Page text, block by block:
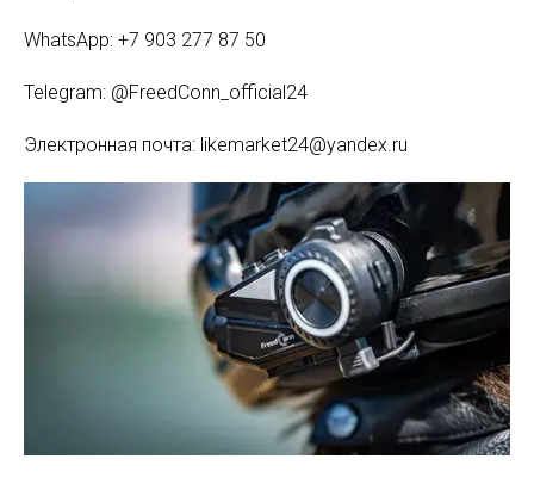
WhatsApp: +7 903 277 87 50
Telegram: @FreedConn_official24
Электронная почта: likemarket24@yandex.ru